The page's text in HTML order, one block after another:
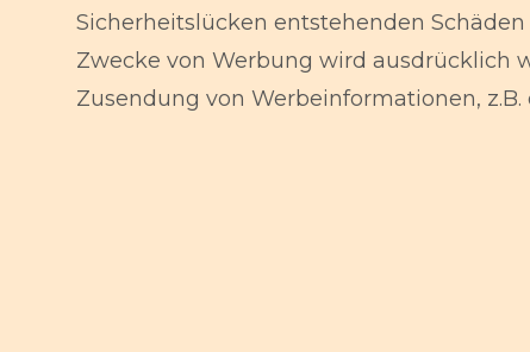
Sicherheitslücken entstehenden
Zwecke von Werbung wird ausdrücklich
Zusendung von Werbeinformationen, z.B.